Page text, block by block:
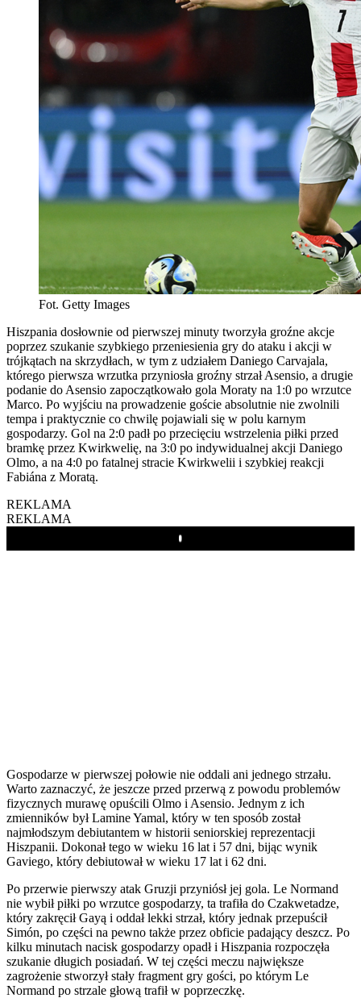
Fot. Getty Images
Hiszpania dosłownie od pierwszej minuty tworzyła groźne akcje
poprzez szukanie szybkiego przeniesienia gry do ataku i akcji w
trójkątach na skrzydłach, w tym z udziałem Daniego Carvajala,
którego pierwsza wrzutka przyniosła groźny strzał Asensio, a drugie
podanie do Asensio zapoczątkowało gola Moraty na 1:0 po wrzutce
Marco. Po wyjściu na prowadzenie goście absolutnie nie zwolnili
tempa i praktycznie co chwilę pojawiali się w polu karnym
gospodarzy. Gol na 2:0 padł po przecięciu wstrzelenia piłki przed
bramkę przez Kwirkwelię, na 3:0 po indywidualnej akcji Daniego
Olmo, a na 4:0 po fatalnej stracie Kwirkwelii i szybkiej reakcji
Fabiána z Moratą.
REKLAMA
REKLAMA
Play
Gospodarze w pierwszej połowie nie oddali ani jednego strzału.
Warto zaznaczyć, że jeszcze przed przerwą z powodu problemów
fizycznych murawę opuścili Olmo i Asensio. Jednym z ich
zmienników był Lamine Yamal, który w ten sposób został
najmłodszym debiutantem w historii seniorskiej reprezentacji
Hiszpanii. Dokonał tego w wieku 16 lat i 57 dni, bijąc wynik
Gaviego, który debiutował w wieku 17 lat i 62 dni.
Po przerwie pierwszy atak Gruzji przyniósł jej gola. Le Normand
nie wybił piłki po wrzutce gospodarzy, ta trafiła do Czakwetadze,
który zakręcił Gayą i oddał lekki strzał, który jednak przepuścił
Simón, po części na pewno także przez obficie padający deszcz. Po
kilku minutach nacisk gospodarzy opadł i Hiszpania rozpoczęła
szukanie długich posiadań. W tej części meczu największe
zagrożenie stworzył stały fragment gry gości, po którym Le
Normand po strzale głową trafił w poprzeczkę.